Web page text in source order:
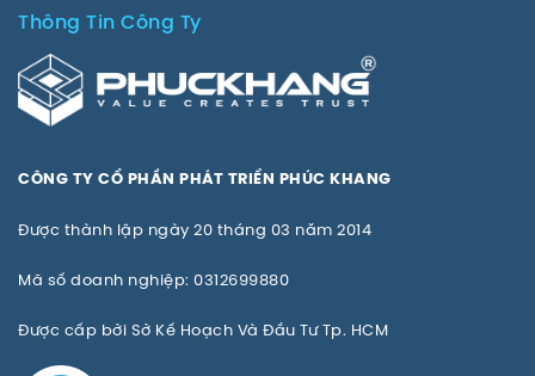
Thông Tin Công Ty
CÔNG TY CỔ PHẦN PHÁT TRIỂN PHÚC KHANG
Được thành lập ngày 20 tháng 03 năm 2014
Mã số doanh nghiệp: 0312699880
Được cấp bởi Sở Kế Hoạch Và Đầu Tư Tp. HCM